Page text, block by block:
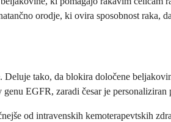
orodje, ki ovira sposobnost raka,
tako, da blokira določene
EGFR, zaradi česar je personaliziran
od intravenskih kemoterapevtskih